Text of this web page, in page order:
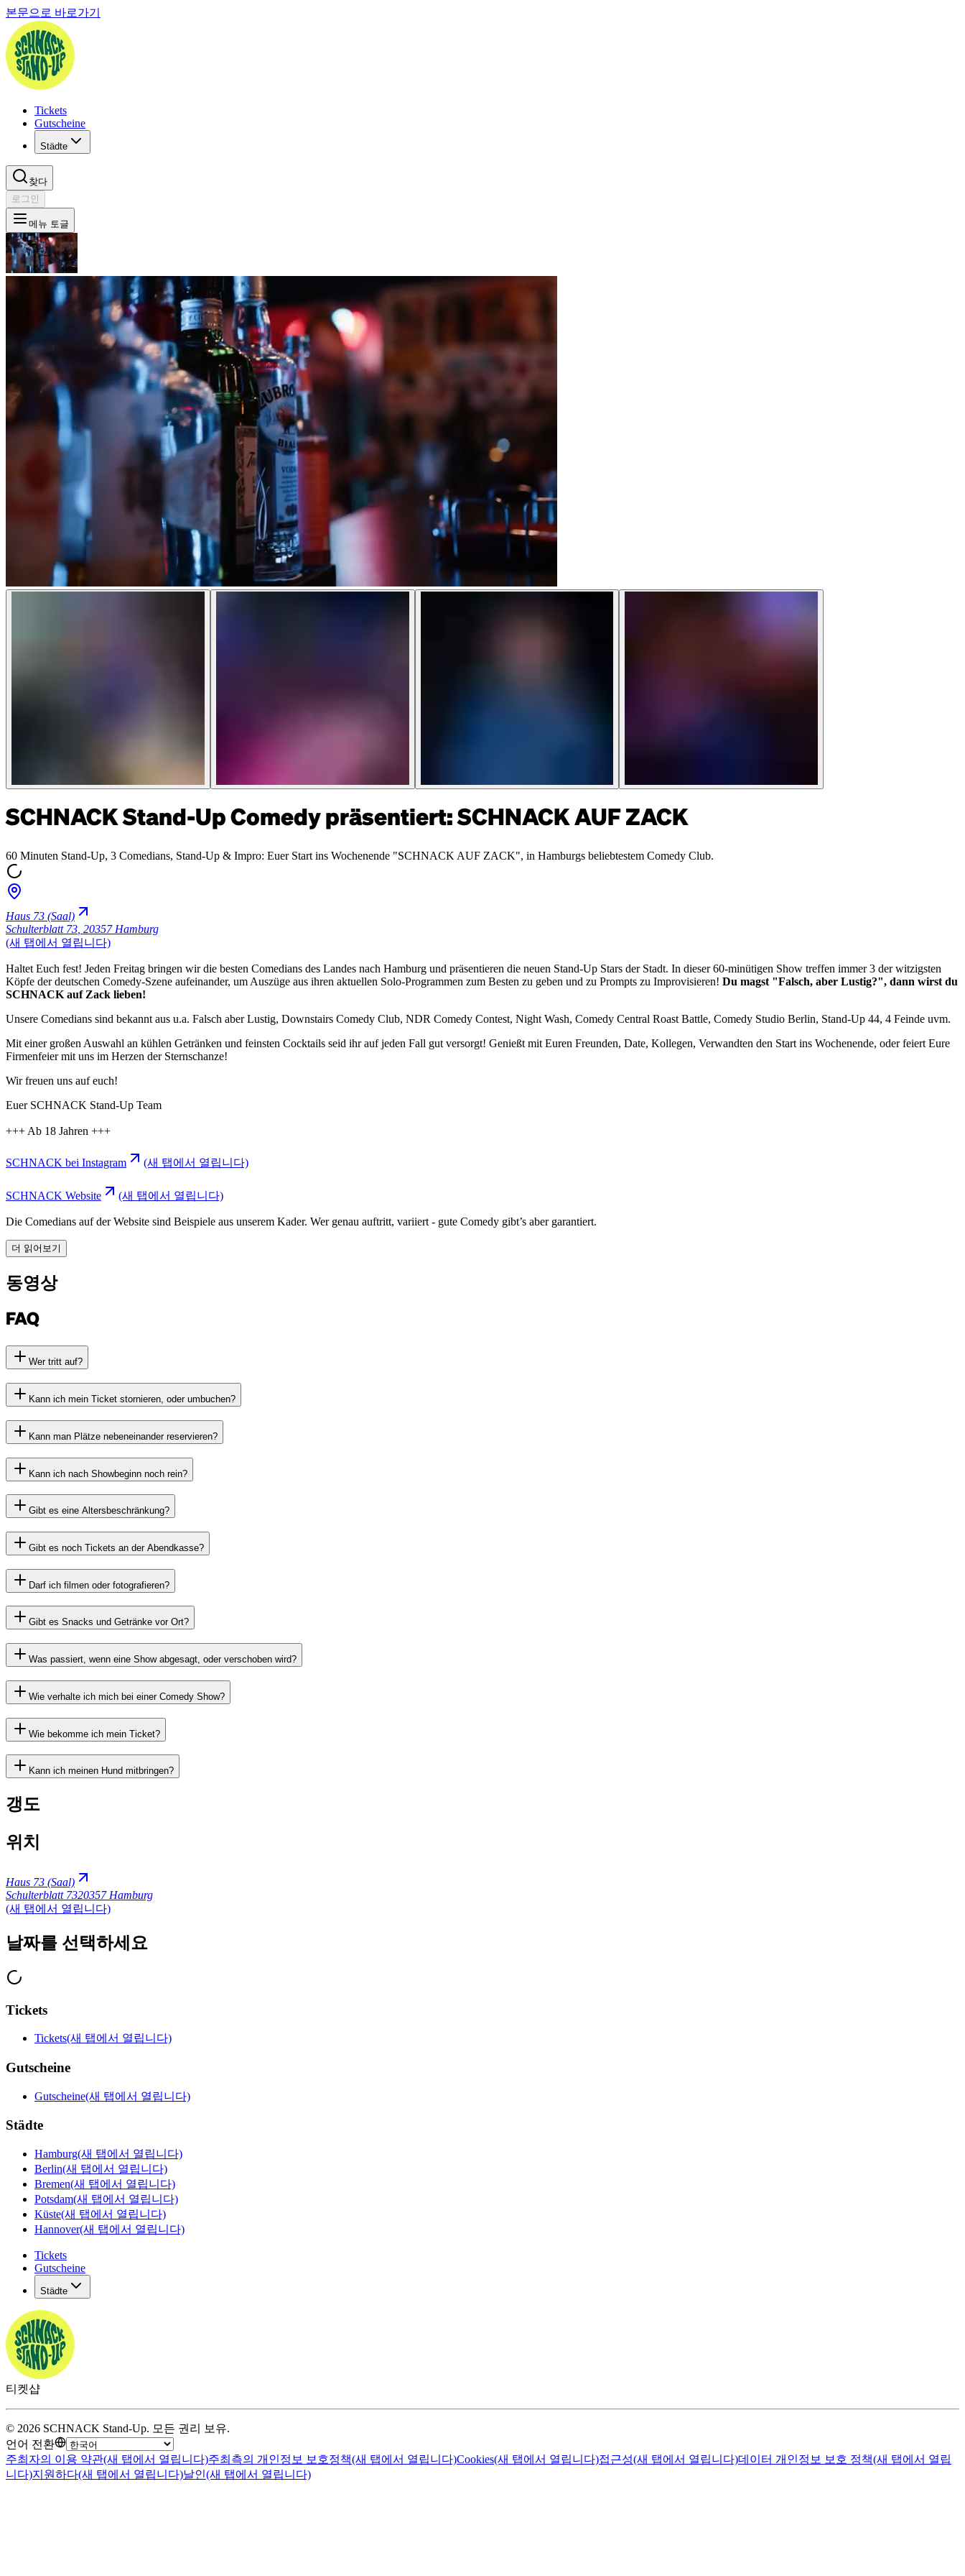
본문으로 바로가기
Tickets
Gutscheine
Städte
찾다
로그인
메뉴 토글
SCHNACK Stand-Up Comedy präsentiert: SCHNACK AUF ZACK
60 Minuten Stand-Up, 3 Comedians, Stand-Up & Impro: Euer Start ins Wochenende "SCHNACK AUF ZACK", in Hamburgs beliebtestem Comedy Club.
Haus 73 (Saal)
Schulterblatt 73 20357 Hamburg
(새 탭에서 열립니다)
Haltet Euch fest! Jeden Freitag bringen wir die besten Comedians des Landes nach Hamburg und präsentieren die neuen Stand-Up Stars der Stadt. In dieser 60-minütigen Show treffen immer 3 der witzigsten
Köpfe der deutschen Comedy-Szene aufeinander, um Auszüge aus ihren aktuellen Solo-Programmen zum Besten zu geben und zu Prompts zu Improvisieren! Du magst "Falsch, aber Lustig?", dann wirst du
SCHNACK auf Zack lieben!
Unsere Comedians sind bekannt aus u.a. Falsch aber Lustig, Downstairs Comedy Club, NDR Comedy Contest, Night Wash, Comedy Central Roast Battle, Comedy Studio Berlin, Stand-Up 44, 4 Feinde uvm.
Mit einer großen Auswahl an kühlen Getränken und feinsten Cocktails seid ihr auf jeden Fall gut versorgt! Genießt mit Euren Freunden, Date, Kollegen, Verwandten den Start ins Wochenende, oder feiert Eure
Firmenfeier mit uns im Herzen der Sternschanze!
Wir freuen uns auf euch!
Euer SCHNACK Stand-Up Team
+++ Ab 18 Jahren +++
SCHNACK bei Instagram (새 탭에서 열립니다)
SCHNACK Website (새 탭에서 열립니다)
Die Comedians auf der Website sind Beispiele aus unserem Kader. Wer genau auftritt, variiert - gute Comedy gibt’s aber garantiert.
더 읽어보기
동영상
FAQ
Wer tritt auf?
Kann ich mein Ticket stornieren, oder umbuchen?
Kann man Plätze nebeneinander reservieren?
Kann ich nach Showbeginn noch rein?
Gibt es eine Altersbeschränkung?
Gibt es noch Tickets an der Abendkasse?
Darf ich filmen oder fotografieren?
Gibt es Snacks und Getränke vor Ort?
Was passiert, wenn eine Show abgesagt, oder verschoben wird?
Wie verhalte ich mich bei einer Comedy Show?
Wie bekomme ich mein Ticket?
Kann ich meinen Hund mitbringen?
갱도
위치
Haus 73 (Saal)
Schulterblatt 7320357 Hamburg
(새 탭에서 열립니다)
날짜를 선택하세요
Tickets
Tickets(새 탭에서 열립니다)
Gutscheine
Gutscheine(새 탭에서 열립니다)
Städte
Hamburg(새 탭에서 열립니다)
Berlin(새 탭에서 열립니다)
Bremen(새 탭에서 열립니다)
Potsdam(새 탭에서 열립니다)
Küste(새 탭에서 열립니다)
Hannover(새 탭에서 열립니다)
Tickets
Gutscheine
Städte
티켓샵
© 2026 SCHNACK Stand-Up. 모든 권리 보유.
언어 전환
주최자의 이용 약관(새 탭에서 열립니다)주최측의 개인정보 보호정책(새 탭에서 열립니다)Cookies(새 탭에서 열립니다)접근성(새 탭에서 열립니다)데이터 개인정보 보호 정책(새 탭에서 열립
니다)지원하다(새 탭에서 열립니다)날인(새 탭에서 열립니다)